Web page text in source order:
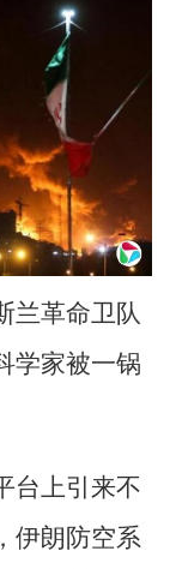
兰革命卫队
学家被一锅
台上引来不
伊朗防空系